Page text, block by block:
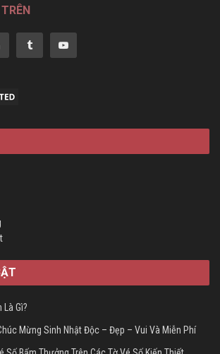
Gì?
Mừng Sinh Nhật Độc – Đẹp – Vui Và Miễn Phí